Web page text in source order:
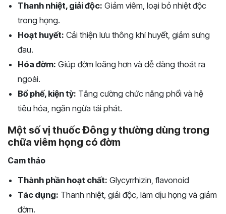
Thanh nhiệt, giải độc: Giảm viêm, loại bỏ nhiệt độc
trong họng.
Hoạt huyết: Cải thiện lưu thông khí huyết, giảm sưng
đau.
Hóa đờm: Giúp đờm loãng hơn và dễ dàng thoát ra
ngoài.
Bổ phế, kiện tỳ: Tăng cường chức năng phổi và hệ
tiêu hóa, ngăn ngừa tái phát.
Một số vị thuốc Đông y thường dùng trong
chữa viêm họng có đờm
Cam thảo
Thành phần hoạt chất: Glycyrrhizin, flavonoid
Tác dụng: Thanh nhiệt, giải độc, làm dịu họng và giảm
đờm.